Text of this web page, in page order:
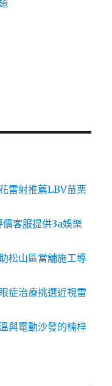
雷射推薦LBV苗栗
客服提供3a娛樂
松山區當舖施工導
症治療挑選近視雷
與電動沙發的楠梓